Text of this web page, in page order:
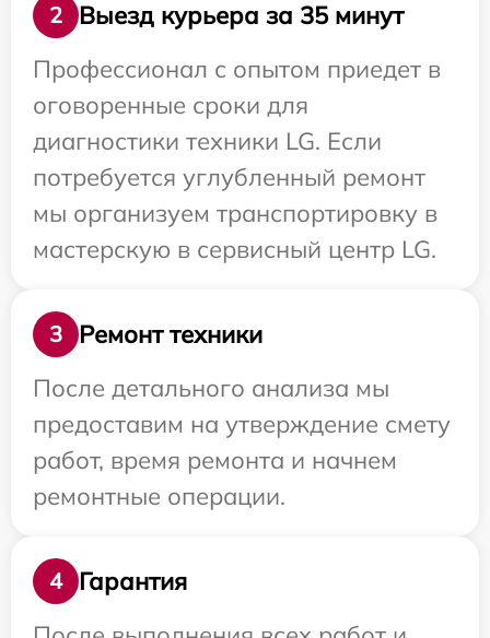
2
Выезд курьера за 35 минут
Профессионал с опытом приедет в
оговоренные сроки для
диагностики техники LG. Если
потребуется углубленный ремонт
мы организуем транспортировку в
мастерскую в сервисный центр LG.
3
Ремонт техники
После детального анализа мы
предоставим на утверждение смету
работ, время ремонта и начнем
ремонтные операции.
4
Гарантия